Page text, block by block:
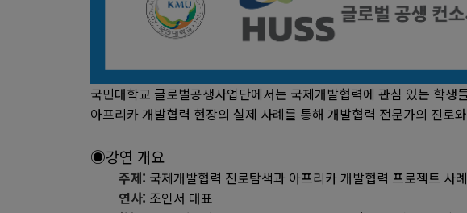
국민대학교 글로벌공생사업단에서는 국제개발협력에 관심 있는 학생
아프리카 개발협력 현장의 실제 사례를 통해 개발협력 전문가의 진로
◉강연 개요
주제: 국제개발협력 진로탐색과 아프리카 개발협력 프로젝트 사례
연사: 조인서 대표